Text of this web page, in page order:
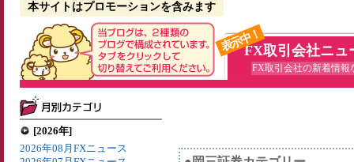
本サイトはプロモーションを含みます
表示中！FX取引会社ニュ
FX取引会社の新着情報
[2026年]
2026年08月FXニュース